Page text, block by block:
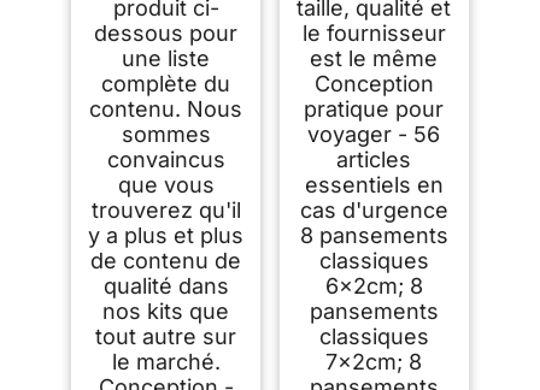
produit ci-
dessous pour
une liste
complète du
contenu. Nous
sommes
convaincus
que vous
trouverez qu'il
y a plus et plus
de contenu de
qualité dans
nos kits que
tout autre sur
le marché.
taille, qualité et
le fournisseur
est le même
Conception
pratique pour
voyager - 56
articles
essentiels en
cas d'urgence
8 pansements
classiques
6x2cm; 8
pansements
classiques
7x2cm; 8